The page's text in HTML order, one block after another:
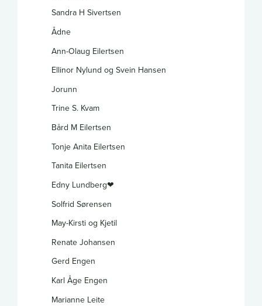
Sandra H Sivertsen
Ådne
Ann-Olaug Eilertsen
Ellinor Nylund og Svein Hansen
Jorunn
Trine S. Kvam
Bård M Eilertsen
Tonje Anita Eilertsen
Tanita Eilertsen
Edny Lundberg❤
Solfrid Sørensen
May-Kirsti og Kjetil
Renate Johansen
Gerd Engen
Karl Åge Engen
Marianne Leite